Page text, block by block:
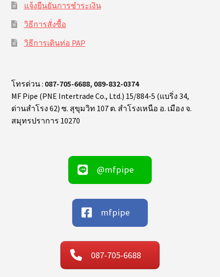
แจ้งยืนยันการชำระเงิน
วิธีการสั่งซื้อ
วิธีการเดินท่อ PAP
โทรด่วน : 087-705-6688, 089-832-0374
MF Pipe (PNE Intertrade Co., Ltd.) 15/884-5 (แบริ่ง 34,
ด่านสำโรง 62) ซ. สุขุมวิท 107 ต. สำโรงเหนือ อ. เมือง จ.
สมุทรปราการ 10270
@mfpipe
mfpipe
087-705-6688